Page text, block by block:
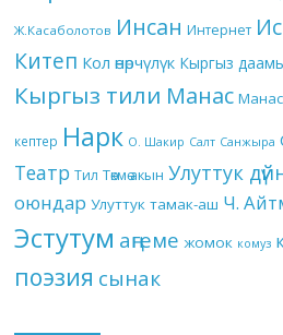
Ж.Касаболотов Инсан Интернет
Китеп Кол өнөрчүлүк Кыргыз
Кыргыз тили Манас
кептер Нарк О. Шакир Салт Санжыра
Театр Тил Төкмө акын Улуттук
оюндар Улуттук тамак-аш Ч.
Эстутум аңгеме жомок комуз
поэзия сынак